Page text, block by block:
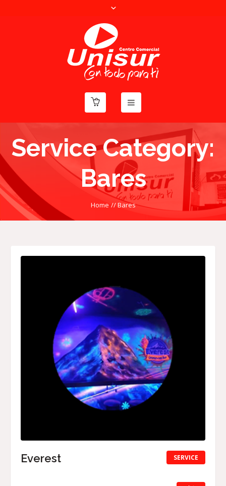
Service Category:
Bares
Home //Bares
SERVICE
Everest